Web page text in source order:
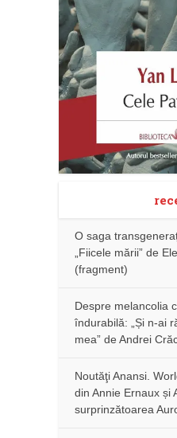
O saga
„Fiicele mării” de
(fragment)
Despre melancolia
îndurabilă: „Și n-ai
mea” de Andrei
Noutăţi Anansi.
din Annie Ernaux și
surprinzătoarea